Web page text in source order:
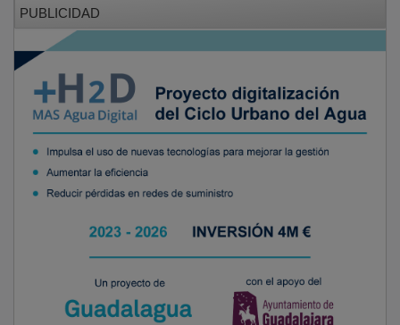
PUBLICIDAD